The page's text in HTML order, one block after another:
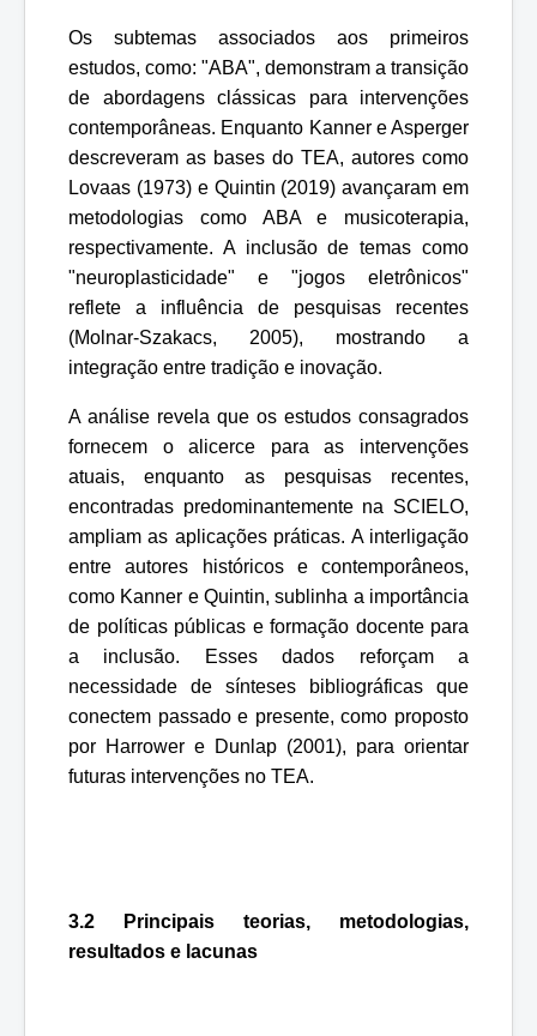
Os subtemas associados aos primeiros
estudos, como: "ABA", demonstram a transição
de abordagens clássicas para intervenções
contemporâneas. Enquanto Kanner e Asperger
descreveram as bases do TEA, autores como
Lovaas (1973) e Quintin (2019) avançaram em
metodologias como ABA e musicoterapia,
respectivamente. A inclusão de temas como
"neuroplasticidade" e "jogos eletrônicos"
reflete a influência de pesquisas recentes
(Molnar-Szakacs, 2005), mostrando a
integração entre tradição e inovação.
A análise revela que os estudos consagrados
fornecem o alicerce para as intervenções
atuais, enquanto as pesquisas recentes,
encontradas predominantemente na SCIELO,
ampliam as aplicações práticas. A interligação
entre autores históricos e contemporâneos,
como Kanner e Quintin, sublinha a importância
de políticas públicas e formação docente para
a inclusão. Esses dados reforçam a
necessidade de sínteses bibliográficas que
conectem passado e presente, como proposto
por Harrower e Dunlap (2001), para orientar
futuras intervenções no TEA.
3.2 Principais teorias, metodologias,
resultados e lacunas